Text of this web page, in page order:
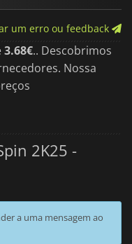
um erro ou feedback
3.68€.. Descobrimos
Nossa
2K25 -
a uma mensagem ao